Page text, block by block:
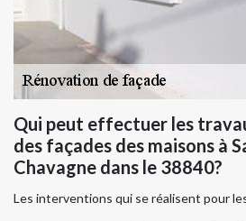
Qui peut effectuer les
des façades des maisons à
Chavagne dans le 38840?
Les interventions qui se réalisent pour